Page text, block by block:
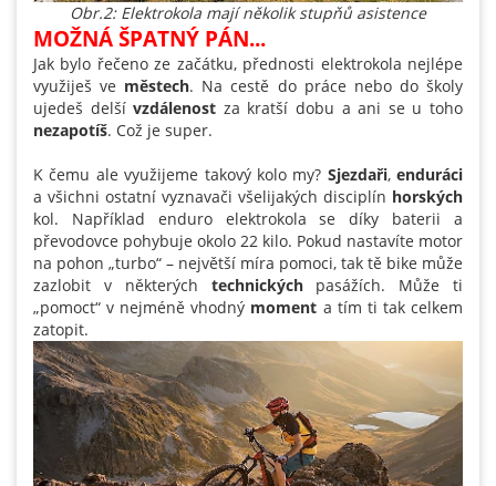
Obr.2: Elektrokola mají několik stupňů asistence
MOŽNÁ ŠPATNÝ PÁN...
Jak bylo řečeno ze začátku, přednosti elektrokola nejlépe
využiješ ve městech. Na cestě do práce nebo do školy
ujedeš delšívzdálenost za kratší dobu a ani se u toho
nezapotíš. Což je super.
K čemu ale využijeme takový kolo my? Sjezdaři, enduráci
a všichni ostatní vyznavači všelijakých disciplín horských
kol. Například enduro elektrokola se díky baterii a
převodovce pohybuje okolo 22 kilo. Pokud nastavíte motor
na pohon „turbo“ – největší míra pomoci, tak tě bike může
zazlobit v některých technickýchpasážích. Může ti
„pomoct“ v nejméně vhodný moment a tím ti tak celkem
zatopit.